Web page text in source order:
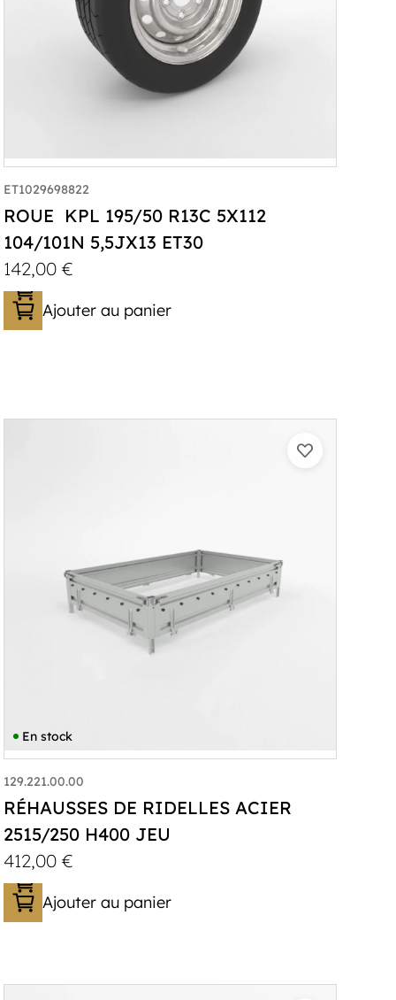
ET1029698822
ROUE KPL 195/50 R13C 5X112
104/101N 5,5JX13 ET30
142,00€
Ajouter au panier
En stock
129.221.00.00
RÉHAUSSES DE RIDELLES ACIER
2515/250 H400 JEU
412,00€
Ajouter au panier